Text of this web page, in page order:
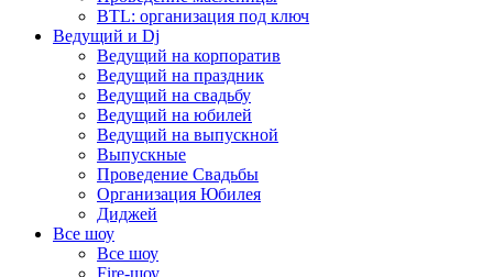
BTL: организация под ключ
Ведущий и Dj
Ведущий на корпоратив
Ведущий на праздник
Ведущий на свадьбу
Ведущий на юбилей
Ведущий на выпускной
Выпускные
Проведение Свадьбы
Организация Юбилея
Диджей
Все шоу
Все шоу
Fire-шоу